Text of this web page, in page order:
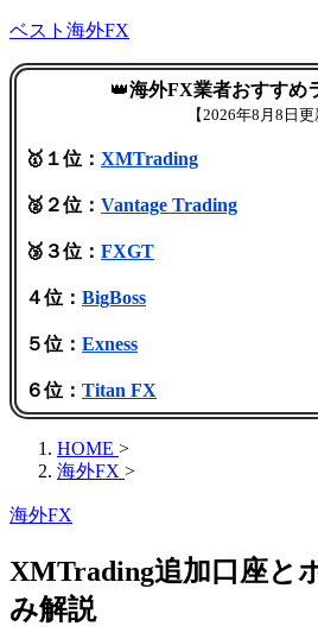
ベスト海外FX
👑海外FX業者おすすめ
【2026年8月8日更
🥇１位： XMTrading
🥈２位： Vantage Trading
🥉３位： FXGT
４位： BigBoss
５位： Exness
６位： Titan FX
HOME >
海外FX >
海外FX
XMTrading追加口座と
み解説